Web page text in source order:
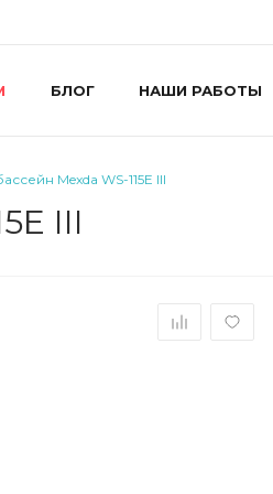
БЛОГ НАШИ РАБОТЫ
Mexda WS-115E III
III